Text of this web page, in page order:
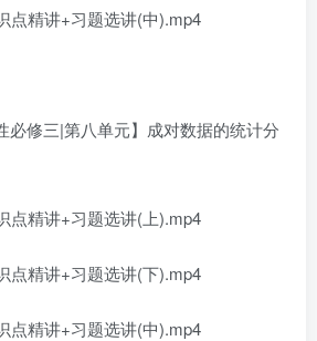
点精讲+习题选讲(中).mp4
必修三|第八单元】成对数据的统计分
点精讲+习题选讲(上).mp4
点精讲+习题选讲(下).mp4
点精讲+习题选讲(中).mp4